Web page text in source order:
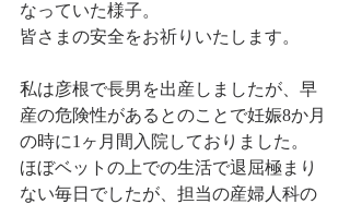
なっていた様子。
皆さまの安全をお祈りいたします。
私は彦根で長男を出産しましたが、早
産の危険性があるとのことで妊娠8か月
の時に1ヶ月間入院しておりました。
ほぼベットの上での生活で退屈極まり
ない毎日でしたが、担当の産婦人科の